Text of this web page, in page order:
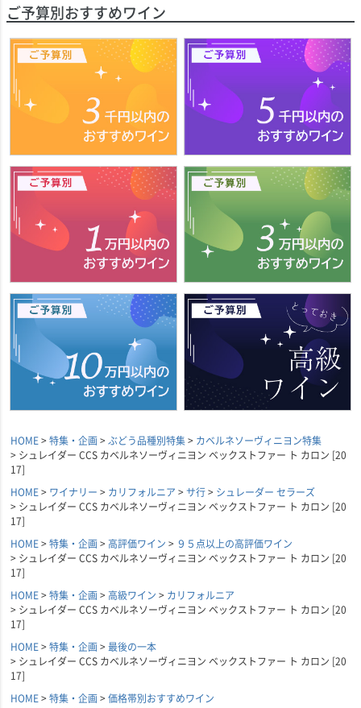
ご予算別おすすめワイン
HOME 特集・企画 ぶどう品種別特集
カベルネソーヴィニヨン特集
シュレイダー CCS カベルネソーヴィニヨン ベックストファー ト カロン [20
17]
HOME
ワイナリー カリフォルニア サ行
シュレーダー セラーズ
シュレイダー CCS カベルネソーヴィニヨン ベックストファー ト カロン [20
17]
HOME
特集・企画 高評価ワイン
９５点以上の高評価ワイン
シュレイダー CCS カベルネソーヴィニヨン ベックストファー ト カロン [20
17]
HOME
特集・企画 高級ワイン
カリフォルニア
シュレイダー CCS カベルネソーヴィニヨン ベックストファー ト カロン [20
17]
HOME
特集・企画
最後の一本
シュレイダー CCS カベルネソーヴィニヨン ベックストファー ト カロン [20
17]
HOME
特集・企画
価格帯別おすすめワイン